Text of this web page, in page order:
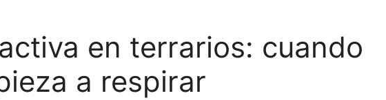
en terrarios: cuando
a respirar